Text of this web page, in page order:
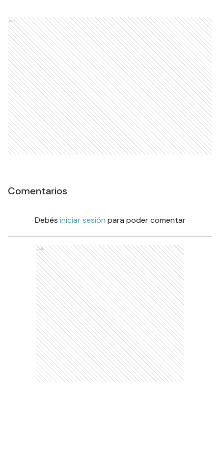
Ads
Comentarios
Debés iniciar sesión para poder comentar
Ads